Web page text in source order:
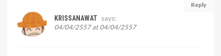
Reply
KRISSANAWAT says:
04/04/2557 at 04/04/2557